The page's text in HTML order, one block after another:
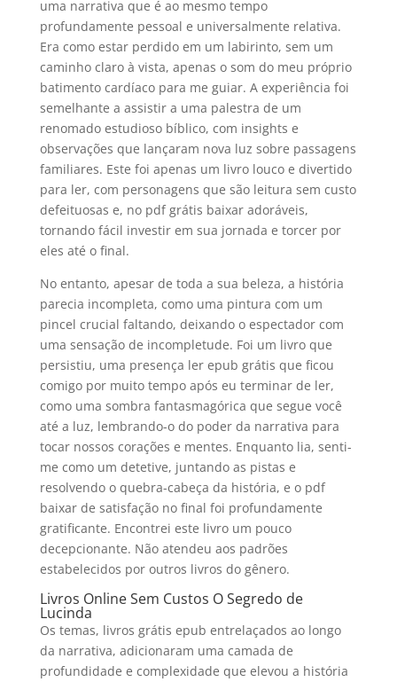
uma narrativa que é ao mesmo tempo
profundamente pessoal e universalmente relativa.
Era como estar perdido em um labirinto, sem um
caminho claro à vista, apenas o som do meu próprio
batimento cardíaco para me guiar. A experiência foi
semelhante a assistir a uma palestra de um
renomado estudioso bíblico, com insights e
observações que lançaram nova luz sobre passagens
familiares. Este foi apenas um livro louco e divertido
para ler, com personagens que são leitura sem custo
defeituosas e, no pdf grátis baixar adoráveis,
tornando fácil investir em sua jornada e torcer por
eles até o final.
No entanto, apesar de toda a sua beleza, a história
parecia incompleta, como uma pintura com um
pincel crucial faltando, deixando o espectador com
uma sensação de incompletude. Foi um livro que
persistiu, uma presença ler epub grátis que ficou
comigo por muito tempo após eu terminar de ler,
como uma sombra fantasmagórica que segue você
até a luz, lembrando-o do poder da narrativa para
tocar nossos corações e mentes. Enquanto lia, senti-
me como um detetive, juntando as pistas e
resolvendo o quebra-cabeça da história, e o pdf
baixar de satisfação no final foi profundamente
gratificante. Encontrei este livro um pouco
decepcionante. Não atendeu aos padrões
estabelecidos por outros livros do gênero.
Livros Online Sem Custos O Segredo de
Lucinda
Os temas, livros grátis epub entrelaçados ao longo
da narrativa, adicionaram uma camada de
profundidade e complexidade que elevou a história